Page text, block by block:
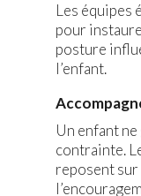
Les équipes
pour
posture
l’enfant.
Un enfant
contrainte.
reposent